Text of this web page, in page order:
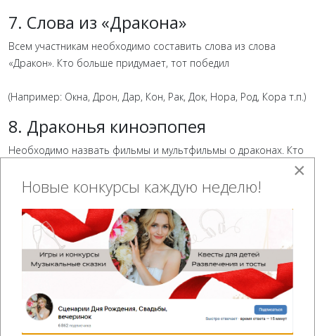
7. Слова из «Дракона»
Всем участникам необходимо составить слова из слова
«Дракон». Кто больше придумает, тот победил
(Например: Окна, Дрон, Дар, Кон, Рак, Док, Нора, Род, Кора т.п.)
8. Драконья киноэпопея
Необходимо назвать фильмы и мультфильмы о драконах. Кто
9. Комплименты для Дракона
Дракону всегда по нраву комплименты. Поэтому каждый из
гостей должен охарактеризовать хозяина года одним словом.
Но при этом необходимо строго соблюдать очередность
букв в алфавите. Первый участник начинает с буквы «а» — к
примеру, агрессивный, второй продолжает буквой «б» —
бодрый, третий подбирает эпитет на букву «в» —
воинственный, и т.д.
×
Новые конкурсы каждую неделю!